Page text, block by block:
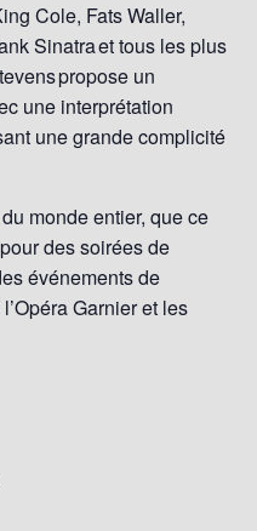
Cole, Fats Waller,
Sinatra et tous les plus
propose un
une interprétation
une grande complicité
monde entier, que ce
des soirées de
événements de
Garnier et les